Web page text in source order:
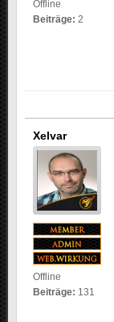
Offline
Beiträge: 2
Xelvar
Offline
Beiträge: 131